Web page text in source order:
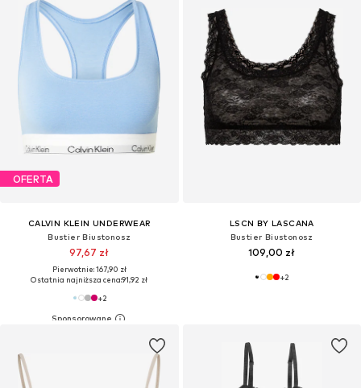
OFERTA
CALVIN KLEIN UNDERWEAR
Bustier Biustonosz
97,67 zł
Pierwotnie: 167,90 zł
Ostatnia najniższa cena:91,92 zł
+2
LSCN BY LASCANA
Bustier Biustonosz
109,00 zł
+2